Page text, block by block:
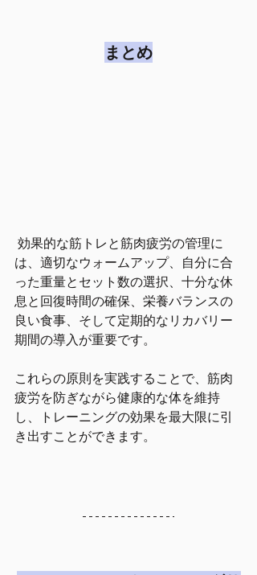
まとめ
は、適切なウォームアップ、自分に合
った重量とセット数の選択、十分な休
息と回復時間の確保、栄養バランスの
良い食事、そして定期的なリカバリー
期間の導入が重要です。
これらの原則を実践することで、筋肉
疲労を防ぎながら健康的な体を維持
し、トレーニングの効果を最大限に引
き出すことができます。